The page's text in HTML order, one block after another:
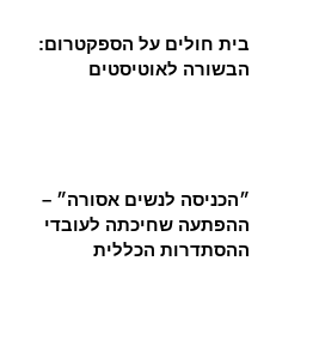
בית חולים על הספקטרום:
הבשורה לאוטיסטים
״הכניסה לנשים אסורה״ –
ההפתעה שחיכתה לעובדי
ההסתדרות הכללית